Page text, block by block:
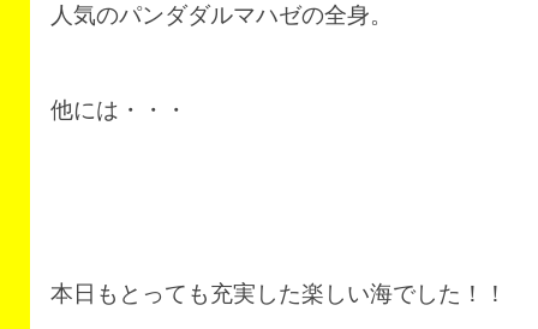
人気のパンダダルマハゼの全身。
他には・・・
本日もとっても充実した楽しい海でした！！